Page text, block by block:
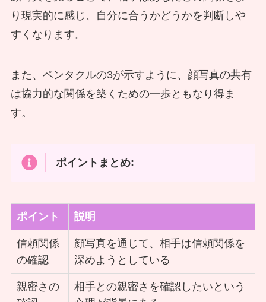
り現実的に感じ、自分に合うかどうかを判断しや
すくなります。
また、ペンタクルの3が示すように、顔写真の共有
は協力的な関係を築くための一歩ともなり得ま
す。
ポイントまとめ:
ポイント 説明
信頼関係
の確認
顔写真を通じて、相手は信頼関係を
深めようとしている
親密さの
相手との親密さを確認したいという